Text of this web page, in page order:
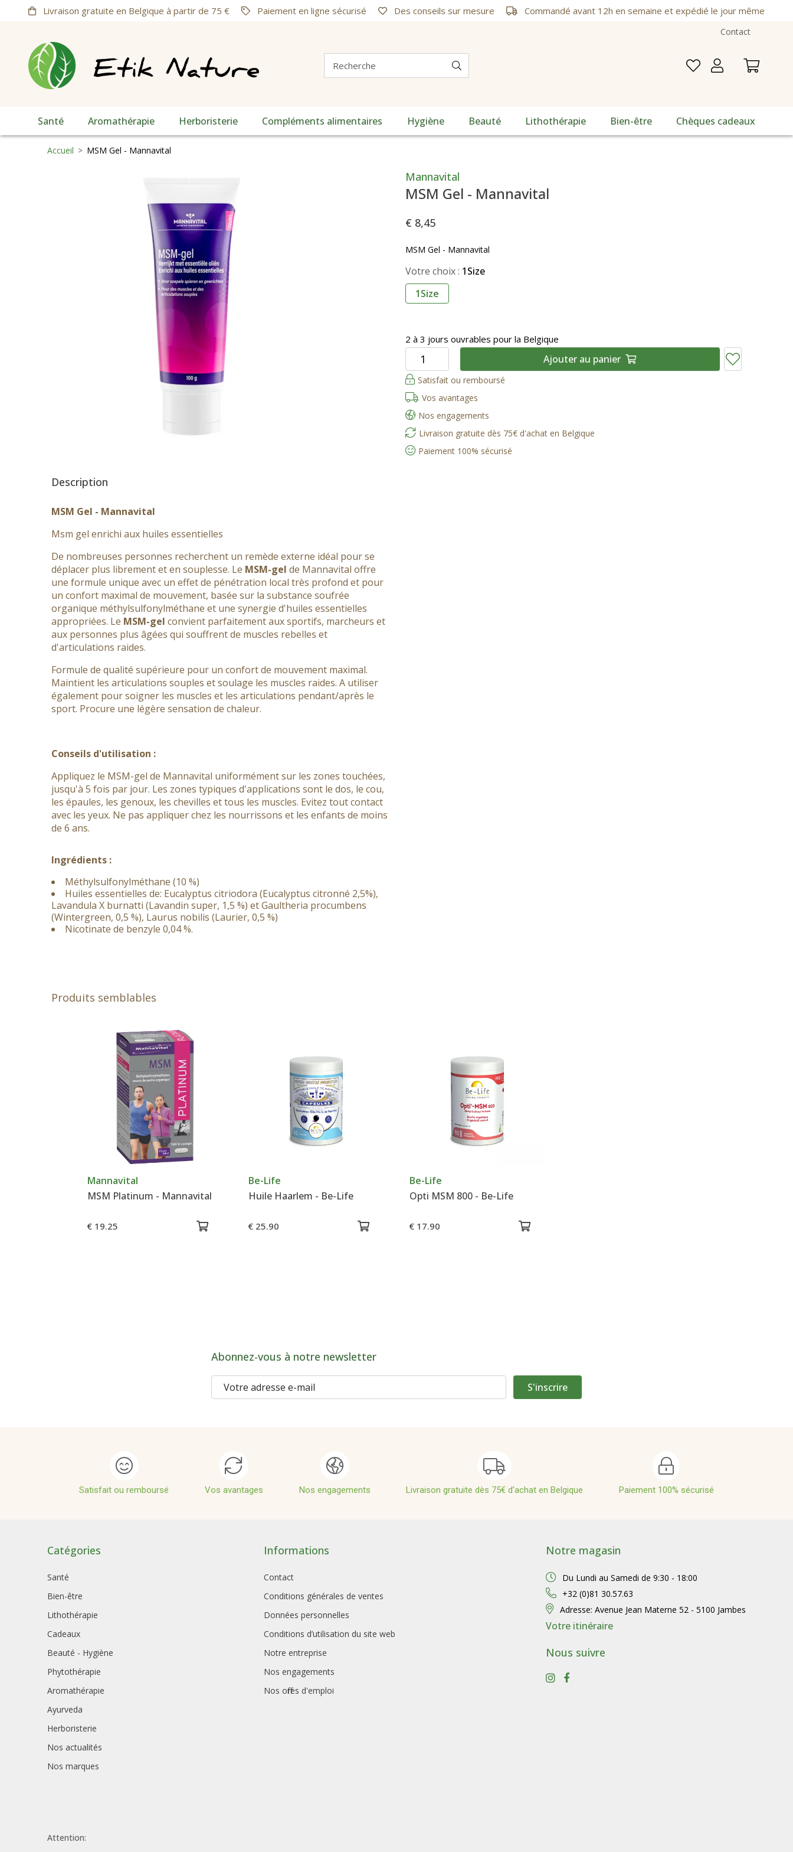
Livraison gratuite en Belgique à partir de 75 € Paiement en ligne sécurisé Des conseils sur mesure Commandé avant 12h en semaine et expédié le jour même
Contact
Santé Aromathérapie Herboristerie Compléments alimentaires Hygiène Beauté Lithothérapie Bien-être Chèques cadeaux
Accueil > MSM Gel - Mannavital
Description
MSM Gel - Mannavital
Msm gel enrichi aux huiles essentielles
De nombreuses personnes recherchent un remède externe idéal pour se
déplacer plus librement et en souplesse. Le MSM-gel de Mannavital offre
une formule unique avec un effet de pénétration local très profond et pour
un confort maximal de mouvement, basée sur la substance soufrée
organique méthylsulfonylméthane et une synergie d'huiles essentielles
appropriées. Le MSM-gel convient parfaitement aux sportifs, marcheurs et
aux personnes plus âgées qui souffrent de muscles rebelles et
d'articulations raides.
Formule de qualité supérieure pour un confort de mouvement maximal.
Maintient les articulations souples et soulage les muscles raides. A utiliser
également pour soigner les muscles et les articulations pendant/après le
sport. Procure une légère sensation de chaleur.
Conseils d'utilisation :
Appliquez le MSM-gel de Mannavital uniformément sur les zones touchées,
jusqu'à 5 fois par jour. Les zones typiques d'applications sont le dos, le cou,
les épaules, les genoux, les chevilles et tous les muscles. Evitez tout contact
avec les yeux. Ne pas appliquer chez les nourrissons et les enfants de moins
de 6 ans.
Ingrédients :
Méthylsulfonylméthane (10 %)
Huiles essentielles de: Eucalyptus citriodora (Eucalyptus citronné 2,5%),
Lavandula X burnatti (Lavandin super, 1,5 %) et Gaultheria procumbens
(Wintergreen, 0,5 %), Laurus nobilis (Laurier, 0,5 %)
Nicotinate de benzyle 0,04 %.
Mannavital
MSM Gel - Mannavital
€ 8,45
MSM Gel - Mannavital
Votre choix : 1Size
1Size
2 à 3 jours ouvrables pour la Belgique
Ajouter au panier
Satisfait ou remboursé
Vos avantages
Nos engagements
Livraison gratuite dès 75€ d'achat en Belgique
Paiement 100% sécurisé
Produits semblables
Mannavital
MSM Platinum - Mannavital
€ 19.25
Be-Life
Huile Haarlem - Be-Life
€ 25.90
Be-Life
Opti MSM 800 - Be-Life
€ 17.90
Abonnez-vous à notre newsletter
S'inscrire
Satisfait ou remboursé Vos avantages Nos engagements Livraison gratuite dès 75€ d'achat en Belgique Paiement 100% sécurisé
Catégories
Santé
Bien-être
Lithothérapie
Cadeaux
Beauté - Hygiène
Phytothérapie
Aromathérapie
Ayurveda
Herboristerie
Nos actualités
Nos marques
Informations
Contact
Conditions générales de ventes
Données personnelles
Conditions d’utilisation du site web
Notre entreprise
Nos engagements
Nos offres d'emploi
Notre magasin
Du Lundi au Samedi de 9:30 - 18:00
+32 (0)81 30.57.63
Adresse: Avenue Jean Materne 52 - 5100 Jambes
Votre itinéraire
Nous suivre
Attention: